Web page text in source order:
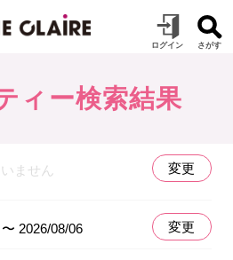
ィー検索結果
ません 変更
2026/08/06 変更